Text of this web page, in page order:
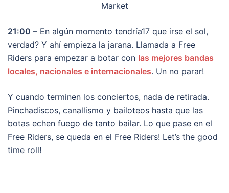
Market
21:00 – En algún momento tendría17 que irse el sol,
verdad? Y ahí empieza la jarana. Llamada a Free
Riders para empezar a botar con las mejores bandas
locales, nacionales e internacionales. Un no parar!
Y cuando terminen los conciertos, nada de retirada.
Pinchadiscos, canallismo y bailoteos hasta que las
botas echen fuego de tanto bailar. Lo que pase en el
Free Riders, se queda en el Free Riders! Let’s the good
time roll!